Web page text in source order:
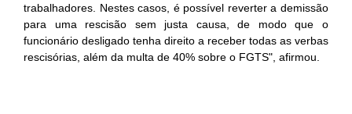
trabalhadores. Nestes casos, é possível reverter a demissão
para uma rescisão sem justa causa, de modo que o
funcionário desligado tenha direito a receber todas as verbas
rescisórias, além da multa de 40% sobre o FGTS", afirmou.